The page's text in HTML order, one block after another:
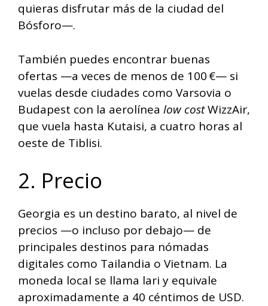
quieras disfrutar más de la ciudad del
Bósforo—.
También puedes encontrar buenas
ofertas —a veces de menos de 100 €— si
vuelas desde ciudades como Varsovia o
Budapest con la aerolínea low costWizzAir,
que vuela hasta Kutaisi, a cuatro horas al
oeste de Tiblisi.
2. Precio
Georgia es un destino barato, al nivel de
precios —o incluso por debajo— de
principales destinos para nómadas
digitales como Tailandia o Vietnam. La
moneda local se llama lari y equivale
aproximadamente a 40 céntimos de USD.